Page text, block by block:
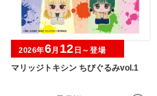
マリッジトキシン ちびぐるみvol.1
2026年6月 12 日～登場